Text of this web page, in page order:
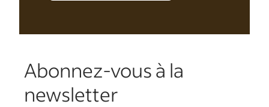
Abonnez-vous à la
newsletter